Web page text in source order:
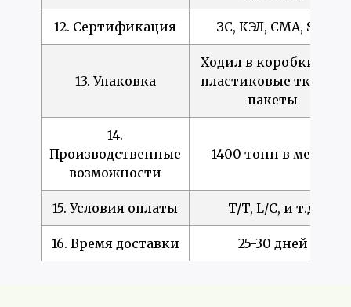
12. Сертификация ЗС, КЭЛ, CMA, SGS
13. Упаковка
Ходил в коробки или
пластиковые тканые
пакеты
14.
Производственные
возможности
1400 тонн в месяц
15. Условия оплаты T/T, L/C, и т.д.
16. Время доставки 25-30 дней